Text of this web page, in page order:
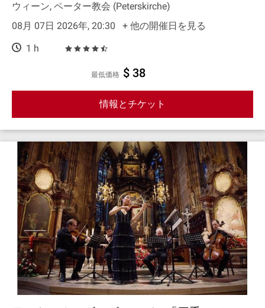
ウィーン, ペーター教会 (Peterskirche)
08月 07日 2026年, 20:30
+ 他の開催日を見る
1 h
最低価格 $ 38
情報とチケット